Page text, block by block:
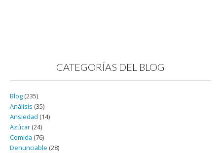
CATEGORÍAS DEL BLOG
Blog (235)
Análisis (35)
Ansiedad (14)
Azúcar (24)
Comida (76)
Denunciable (28)